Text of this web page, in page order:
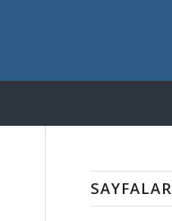
SAYFALAR